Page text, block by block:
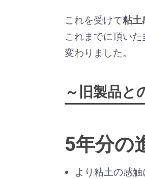
これを受けて粘土
これまでに頂い
変わりました。
～旧製品と
5年分の
より粘土の感触